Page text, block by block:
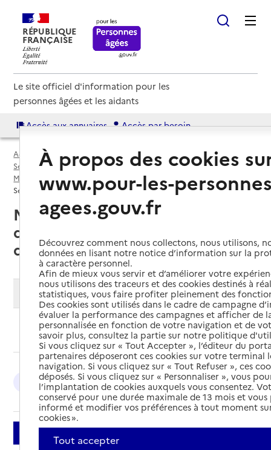
RÉPUBLIQUE
FRANÇAISE
Le site officiel d'information pour les
personnes âgées et les aidants
Accès aux annuaires Accès par besoin
Accueil
Services autonomie à domicile (aide et soins) par département
Métropole de Lyon (69M)
Service autonomie à domicile (aide et soins)
Métropole de Lyon (69M) : liste
des 22 services autonomie à
domicile (aide et soins)
Modifier ma recherche
Ajouter cette recherche aux favoris
Villeurbanne : 4 Lyon 8e Arrondissement : 2
À propos des cookies
www.pour-les-
agees.gouv.fr
Découvrez comment nous collectons, nous utilisons,
données en lisant notre notice d’information sur la
à caractère personnel.
Afin de mieux vous servir et d’améliorer votre
nous utilisons des traceurs et des cookies destinés à
statistiques, vous faire profiter pleinement des
Des cookies sont utilisés dans le cadre de campagne
évaluer la performance des campagnes et afficher de
personnalisée en fonction de votre navigation et de
savoir plus, consultez la partie sur notre politique
Si vous cliquez sur « Tout Accepter », l’éditeur du
partenaires déposeront ces cookies sur votre terminal
navigation. Si vous cliquez sur « Tout Refuser », ces
déposés. Si vous cliquez sur « Personnaliser », vous
l’implantation de cookies auxquels vous consentez.
conservé pour une durée maximale de 13 mois et
informé et modifier vos préférences à tout moment
cookies ».
Tout accepter